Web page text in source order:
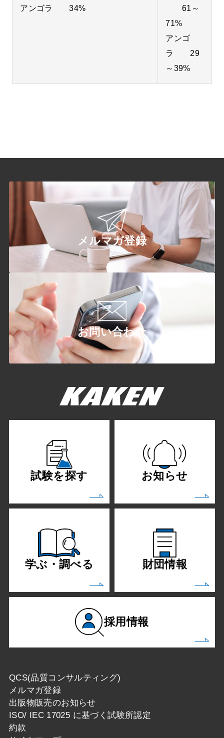
アンゴラ 34%
61～
71%
アンゴ
ラ 29
～39%
メルマガ登録
お問い合わせ
試験を探す お知らせ
学ぶ・調べる 財団情報
採用情報
QCS(品質コンサルティング)
メルマガ登録
出版物販売のお知らせ
ISO/ IEC 17025 に基づく試験所認定
約款